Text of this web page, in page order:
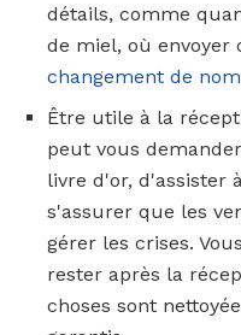
détails, comme
de miel, où envoyer
changement de nom
Être utile à la
peut vous
livre d'or, d'assister
s'assurer que les
gérer les crises.
rester après la
choses sont